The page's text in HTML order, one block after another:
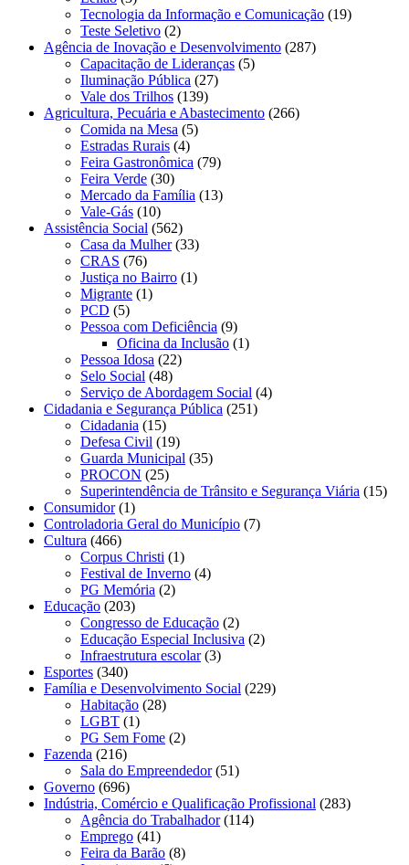
Tecnologia da Informação e Comunicação (19)
Teste Seletivo (2)
Agência de Inovação e Desenvolvimento (287)
Capacitação de Lideranças (5)
Iluminação Pública (27)
Vale dos Trilhos (139)
Agricultura, Pecuária e Abastecimento (266)
Comida na Mesa (5)
Estradas Rurais (4)
Feira Gastronômica (79)
Feira Verde (30)
Mercado da Família (13)
Vale-Gás (10)
Assistência Social (562)
Casa da Mulher(33)
CRAS (76)
Justiça no Bairro (1)
Migrante (1)
PCD (5)
Pessoa com Deficiência (9)
Oficina da Inclusão (1)
Pessoa Idosa (22)
Selo Social (48)
Serviço de Abordagem Social (4)
Cidadania e Segurança Pública (251)
Cidadania (15)
Defesa Civil (19)
Guarda Municipal (35)
PROCON (25)
Superintendência de Trânsito e Segurança Viária (15)
Consumidor(1)
Controladoria Geral do Município (7)
Cultura (466)
Corpus Christi (1)
Festival de Inverno (4)
PG Memória (2)
Educação (203)
Congresso de Educação (2)
Educação Especial Inclusiva (2)
Infraestrutura escolar(3)
Esportes (340)
Família e Desenvolvimento Social (229)
Habitação (28)
LGBT (1)
PG Sem Fome (2)
Fazenda (216)
Sala do Empreendedor(51)
Governo (696)
Indústria, Comércio e Qualificação Profissional (283)
Agência do Trabalhador(114)
Emprego (41)
Feira da Barão (8)